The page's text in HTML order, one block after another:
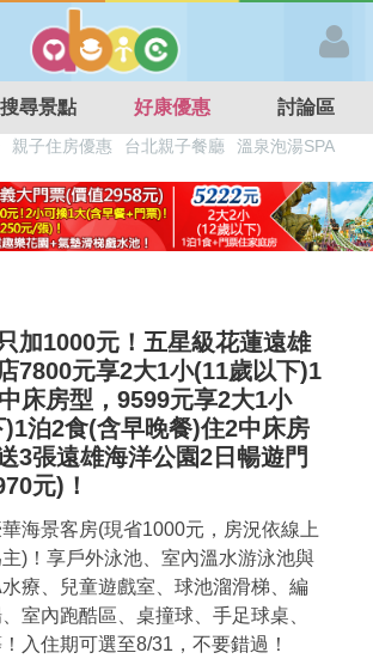
搜尋景點 好康優惠 討論區
親子住房優惠 台北親子餐廳
溫泉泡湯SPA
加1000元！五星級花蓮遠雄
7800元享2大1小(11歲以下)1
床房型，9599元享2大1小
)1泊2食(含早晚餐)住2中床房
3張遠雄海洋公園2日暢遊門
元)！
海景客房(現省1000元，房況依線上
)！享戶外泳池、室內溫水游泳池與
療、兒童遊戲室、球池溜滑梯、編
室內跑酷區、桌撞球、手足球桌、
入住期可選至8/31，不要錯過！